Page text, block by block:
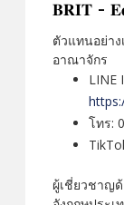
𝐁𝐑𝐈𝐓 -
ตัวแทนอย่า
อาณาจักร
LINE
โทร:
ผู้เชี่ยวชาญ